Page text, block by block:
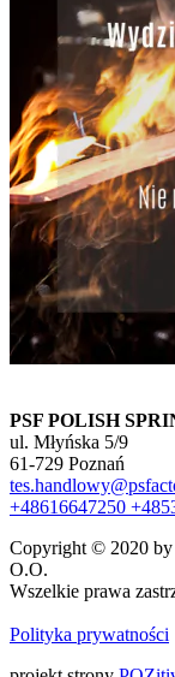
PSF POLISH
ul. Młyńska 5/9
61-729 Poznań
+48616647250
Copyright © 2020
O.O.
Wszelkie prawa
Polityka prywatności